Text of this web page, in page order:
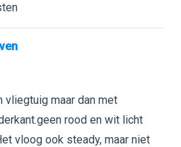
vliegtuig maar dan met
rood en wit licht
vloog ook steady, maar niet